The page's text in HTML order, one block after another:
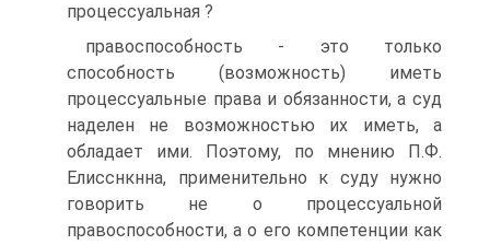
процессуальная ?
правоспособность - это только
способность (возможность) иметь
процессуальные права и обязанности, а суд
наделен не возможностью их иметь, а
обладает ими. Поэтому, по мнению П.Ф.
Елисснкнна, применительно к суду нужно
говорить не о процессуальной
правоспособности, а о его компетенции как